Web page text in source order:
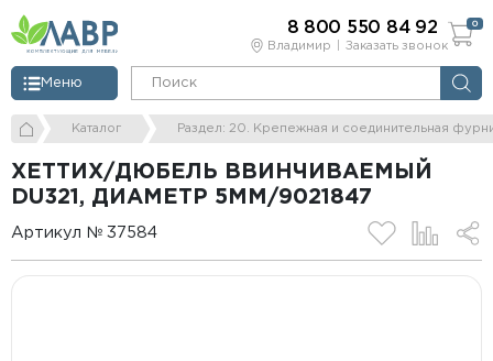
Владимир Заказать звонок
Меню
8 800 550 84 92 0
Каталог Раздел: 20. Крепежная и соединительная
ХЕТТИХ/ДЮБЕЛЬ ВВИНЧИВАЕМЫЙ
DU321, ДИАМЕТР 5ММ/9021847
Артикул № 37584